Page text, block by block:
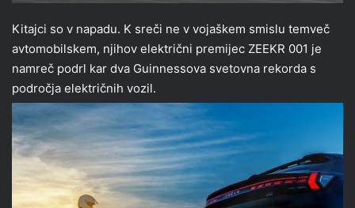
Kitajci so v napadu. K sreči ne v vojaškem smislu temveč
avtomobilskem, njihov električni premijec ZEEKR 001 je
namreč podrl kar dva Guinnessova svetovna rekorda s
področja električnih vozil.